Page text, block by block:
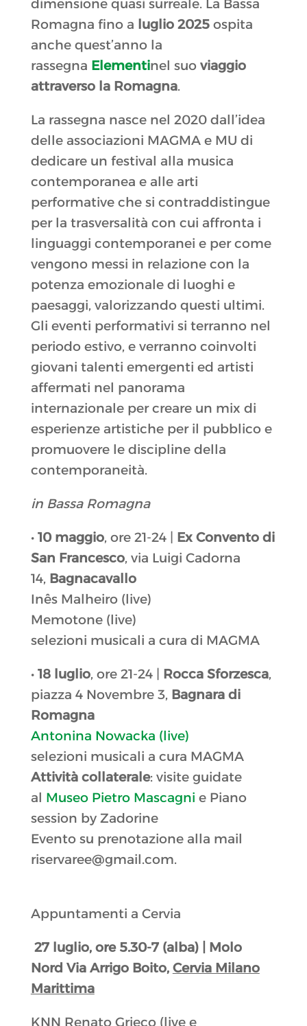
dimensione quasi surreale. La Bassa
Romagna fino a luglio 2025ospita
anche quest’anno la
rassegna Elementinel suo viaggio
attraverso la Romagna.
La rassegna nasce nel 2020 dall’idea
delle associazioni MAGMA e MU di
dedicare un festival alla musica
contemporanea e alle arti
performative che si contraddistingue
per la trasversalità con cui affronta i
linguaggi contemporanei e per come
vengono messi in relazione con la
potenza emozionale di luoghi e
paesaggi, valorizzando questi ultimi.
Gli eventi performativi si terranno nel
periodo estivo, e verranno coinvolti
giovani talenti emergenti ed artisti
affermati nel panorama
internazionale per creare un mix di
esperienze artistiche per il pubblico e
promuovere le discipline della
contemporaneità.
in Bassa Romagna
• 10 maggio, ore 21-24 | Ex Convento di
San Francesco, via Luigi Cadorna
14, Bagnacavallo
Inês Malheiro (live)
Memotone (live)
selezioni musicali a cura di MAGMA
• 18 luglio, ore 21-24 | Rocca Sforzesca,
piazza 4 Novembre 3, Bagnara di
Romagna
Antonina Nowacka (live)
selezioni musicali a cura MAGMA
Attività collaterale: visite guidate
al Museo Pietro Mascagni e Piano
session by Zadorine
Evento su prenotazione alla mail
riservaree@gmail.com.
Appuntamenti a Cervia
27 luglio, ore 5.30-7 (alba) | Molo
Nord Via Arrigo Boito, Cervia Milano
Marittima
KNN Renato Grieco (live e